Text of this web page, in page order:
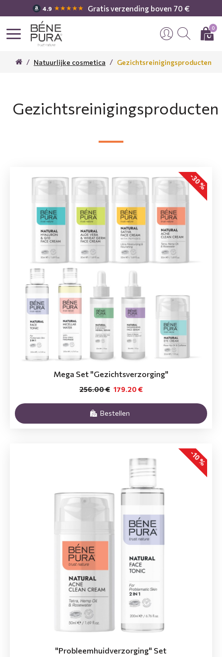
4.9 ★★★★★ Gratis verzending boven 70 €
0
Natuurlijke cosmetica Gezichtsreinigingsproducten
Gezichtsreinigingsproducten
-30 %
Mega Set "Gezichtsverzorging"
179.20 €
256.00 €
Bestellen
-10 %
"Probleemhuidverzorging" Set